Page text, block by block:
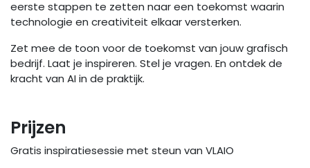
eerste stappen te zetten naar een toekomst waarin
technologie en creativiteit elkaar versterken.
Zet mee de toon voor de toekomst van jouw grafisch
bedrijf. Laat je inspireren. Stel je vragen. En ontdek de
kracht van AI in de praktijk.
Prijzen
Gratis inspiratiesessie met steun van VLAIO